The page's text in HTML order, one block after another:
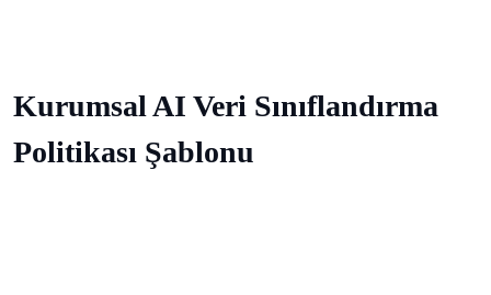
Kurumsal AI Veri Sınıflandırma
Politikası Şablonu